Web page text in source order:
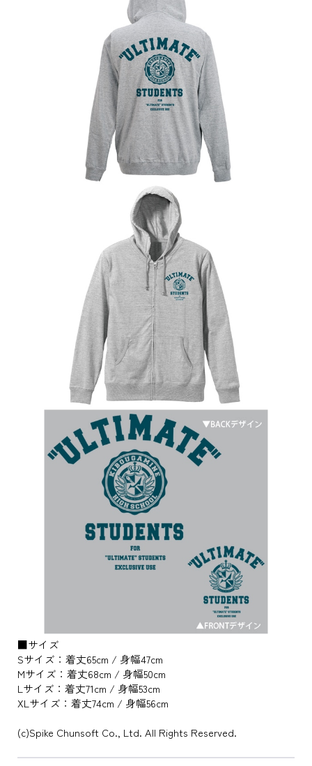
■サイズ
Sサイズ：着丈65cm / 身幅47cm
Mサイズ：着丈68cm / 身幅50cm
Lサイズ：着丈71cm / 身幅53cm
XLサイズ：着丈74cm / 身幅56cm
(c)Spike Chunsoft Co., Ltd. All Rights Reserved.